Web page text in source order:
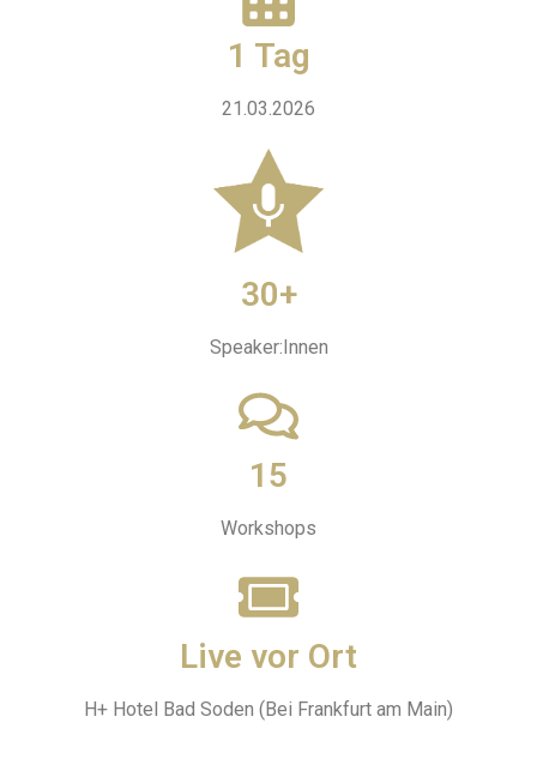
1 Tag
21.03.2026
30+
Speaker:Innen
15
Workshops
Live vor Ort
H+ Hotel Bad Soden (Bei Frankfurt am Main)